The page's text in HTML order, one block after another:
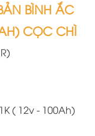
BÌNH ẮC
CỌC CHÌ
( 12v - 100Ah)